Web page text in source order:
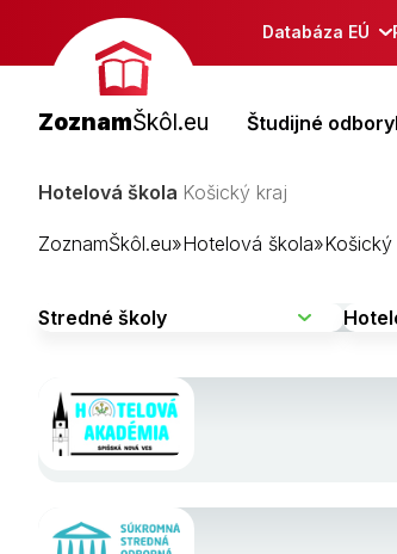
Databáza EÚ
ZoznamŠkôl.eu Študijné odbory
Hotelová škola Košický kraj
ZoznamŠkôl.eu»Hotelová škola»Košický